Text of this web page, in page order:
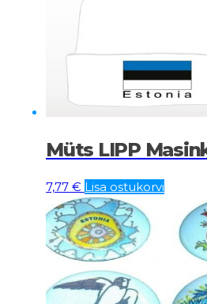
Müts LIPP
7,77 € Lisa ostukorvi